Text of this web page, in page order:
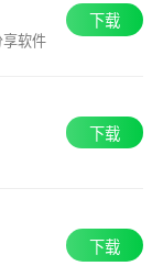
软件
下载
下载
下载